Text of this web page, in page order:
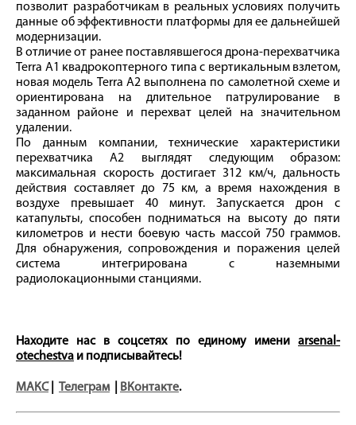
позволит разработчикам в реальных условиях получить
данные об эффективности платформы для ее дальнейшей
модернизации.
В отличие от ранее поставлявшегося дрона-перехватчика
Terra A1 квадрокоптерного типа с вертикальным взлетом,
новая модель Terra A2 выполнена по самолетной схеме и
ориентирована на длительное патрулирование в
заданном районе и перехват целей на значительном
удалении.
По данным компании, технические характеристики
перехватчика A2 выглядят следующим образом:
максимальная скорость достигает 312 км/ч, дальность
действия составляет до 75 км, а время нахождения в
воздухе превышает 40 минут. Запускается дрон с
катапульты, способен подниматься на высоту до пяти
километров и нести боевую часть массой 750 граммов.
Для обнаружения, сопровождения и поражения целей
система интегрирована с наземными
радиолокационными станциями.
Находите нас в соцсетях по единому имени arsenal-
otechestva и подписывайтесь!
МАКС| Телеграм| ВКонтакте.